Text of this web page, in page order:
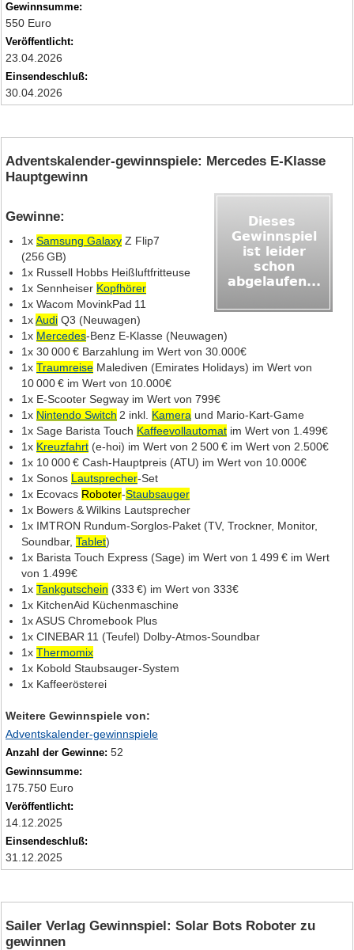
Gewinnsumme:
550 Euro
Veröffentlicht:
23.04.2026
Einsendeschluß:
30.04.2026
Adventskalender-gewinnspiele: Mercedes E‑Klasse
Hauptgewinn
Gewinne:
1x Samsung Galaxy Z Flip7
(256 GB)
1x Russell Hobbs Heißluftfritteuse
1x Sennheiser Kopfhörer
1x Wacom MovinkPad 11
1xAudi Q3 (Neuwagen)
1x Mercedes‑Benz E‑Klasse (Neuwagen)
1x 30 000 € Barzahlung im Wert von 30.000€
1x Traumreise Malediven (Emirates Holidays) im Wert von
10 000 € im Wert von 10.000€
1x E‑Scooter Segway im Wert von 799€
1x Nintendo Switch 2 inkl. Kamera und Mario‑Kart‑Game
1x Sage Barista Touch Kaffeevollautomat im Wert von 1.499€
1x Kreuzfahrt (e‑hoi) im Wert von 2 500 € im Wert von 2.500€
1x 10 000 € Cash‑Hauptpreis (ATU) im Wert von 10.000€
1x Sonos Lautsprecher‑Set
1x Ecovacs Roboter‑Staubsauger
1x Bowers & Wilkins Lautsprecher
1x IMTRON Rundum‑Sorglos‑Paket (TV, Trockner, Monitor,
Soundbar, Tablet)
1x Barista Touch Express (Sage) im Wert von 1 499 € im Wert
von 1.499€
1x Tankgutschein (333 €) im Wert von 333€
1x KitchenAid Küchenmaschine
1x ASUS Chromebook Plus
1x CINEBAR 11 (Teufel) Dolby‑Atmos‑Soundbar
1x Thermomix
1x Kobold Staubsauger‑System
1x Kaffeerösterei
Weitere Gewinnspiele von:
Adventskalender-gewinnspiele
Anzahl der Gewinne: 52
Gewinnsumme:
175.750 Euro
Veröffentlicht:
14.12.2025
Einsendeschluß:
31.12.2025
Sailer Verlag Gewinnspiel: Solar Bots Roboter zu
gewinnen